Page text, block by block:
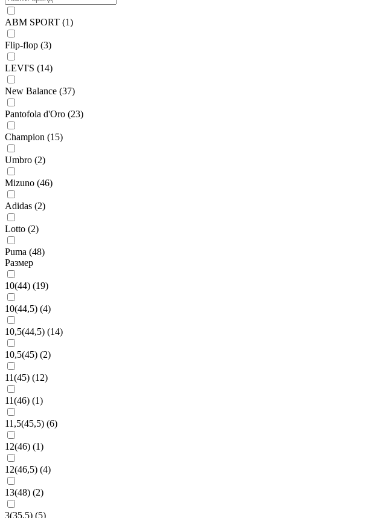
ABM SPORT (1)
Flip-flop (3)
LEVI'S (14)
New Balance (37)
Pantofola d'Oro (23)
Champion (15)
Umbro (2)
Mizuno (46)
Adidas (2)
Lotto (2)
Puma (48)
Размер
10(44) (19)
10(44,5) (4)
10,5(44,5) (14)
10,5(45) (2)
11(45) (12)
11(46) (1)
11,5(45,5) (6)
12(46) (1)
12(46,5) (4)
13(48) (2)
3(35,5) (5)